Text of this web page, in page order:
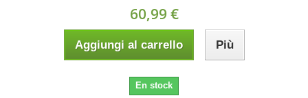
60,99 €
Aggiungi al carrello Più
En stock